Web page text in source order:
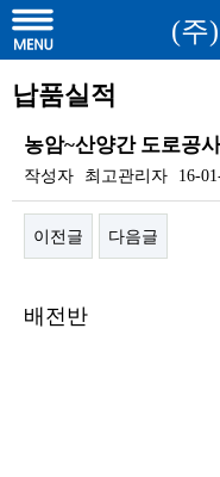
(주
납품실적
농암~산양간 도로공
작성자 최고관리자 16-
이전글 다음글
배전반